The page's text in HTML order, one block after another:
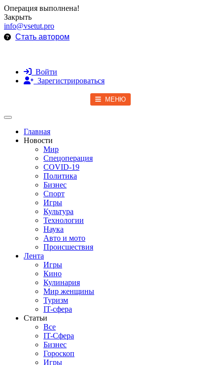
Операция выполнена!
Закрыть
info@vsetut.pro
Стать автором
Войти
Зарегистрироваться
МЕНЮ
Toggle navigation
Главная
Новости
Мир
Спецоперация
COVID-19
Политика
Бизнес
Спорт
Игры
Культура
Технологии
Наука
Авто и мото
Происшествия
Лента
Игры
Кино
Кулинария
Мир женщины
Туризм
IT-сфера
Статьи
Все
IT-Сфера
Бизнес
Гороскоп
Игры